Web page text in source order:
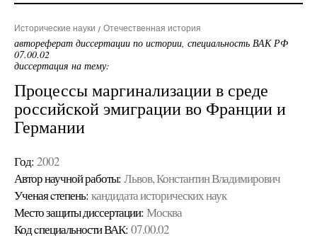
Исторические науки Отечественная история
автореферат диссертации по истории, специальность ВАК РФ
07.00.02
диссертация на тему:
Процессы маргинализации в среде
российской эмиграции во Франции и
Германии
Год: 2002
Автор научной работы: Львов, Константин Владимирович
Ученая cтепень: кандидата исторических наук
Место защиты диссертации: Москва
Код cпециальности ВАК: 07.00.02